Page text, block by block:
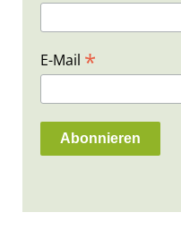
E-Mail *